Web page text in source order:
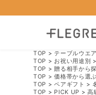
TOP テーブルウエア
TOP
お祝い用途別
TOP
贈る相手から
TOP
価格帯から選ぶ
TOP
ペアギフト
TOP
PICK UP 高